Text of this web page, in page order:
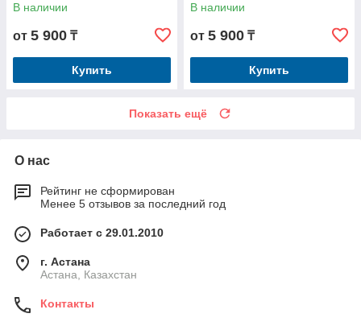
В наличии
от 5 900 ₸
Купить
В наличии
от 5 900 ₸
Купить
Показать ещё
О нас
Рейтинг не сформирован
Менее 5 отзывов за последний год
Работает с 29.01.2010
г. Астана
Астана, Казахстан
Контакты